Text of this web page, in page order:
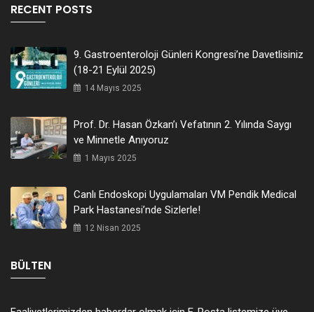
RECENT POSTS
9. Gastroenteroloji Günleri Kongresi’ne Davetlisiniz
(18-21 Eylül 2025)
14 Mayıs 2025
Prof. Dr. Hasan Özkan’ı Vefatının 2. Yılında Saygı
ve Minnetle Anıyoruz
1 Mayıs 2025
Canlı Endoskopi Uygulamaları VM Pendik Medical
Park Hastanesi’nde Sizlerle!
12 Nisan 2025
BÜLTEN